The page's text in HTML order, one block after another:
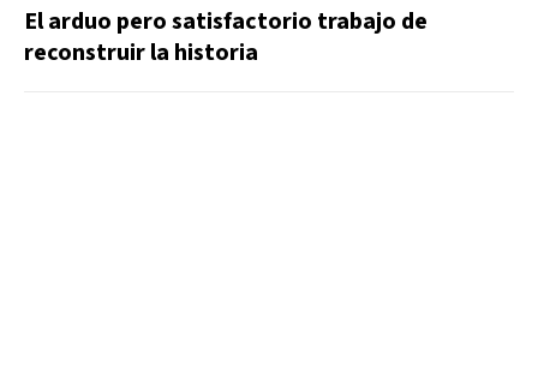
El arduo pero satisfactorio trabajo de
reconstruir la historia